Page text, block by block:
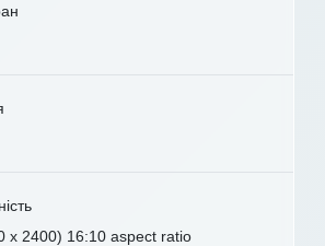
x 2400) 16:10 aspect ratio